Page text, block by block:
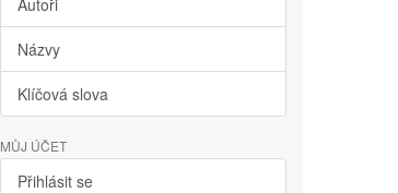
Autoři
Názvy
Klíčová slova
MŮJ ÚČET
Přihlásit se